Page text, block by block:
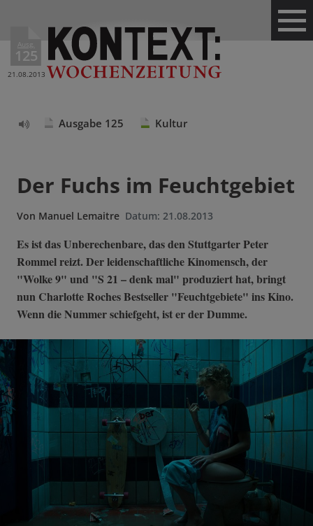
Ausg.
125
21.08.2013
Ausgabe 125 Kultur
Der Fuchs im Feuchtgebiet
Von Manuel Lemaitre Datum: 21.08.2013
Es ist das Unberechenbare, das den Stuttgarter Peter
Rommel reizt. Der leidenschaftliche Kinomensch, der
"Wolke 9" und "S 21 – denk mal" produziert hat, bringt
nun Charlotte Roches Bestseller "Feuchtgebiete" ins Kino.
Wenn die Nummer schiefgeht, ist er der Dumme.